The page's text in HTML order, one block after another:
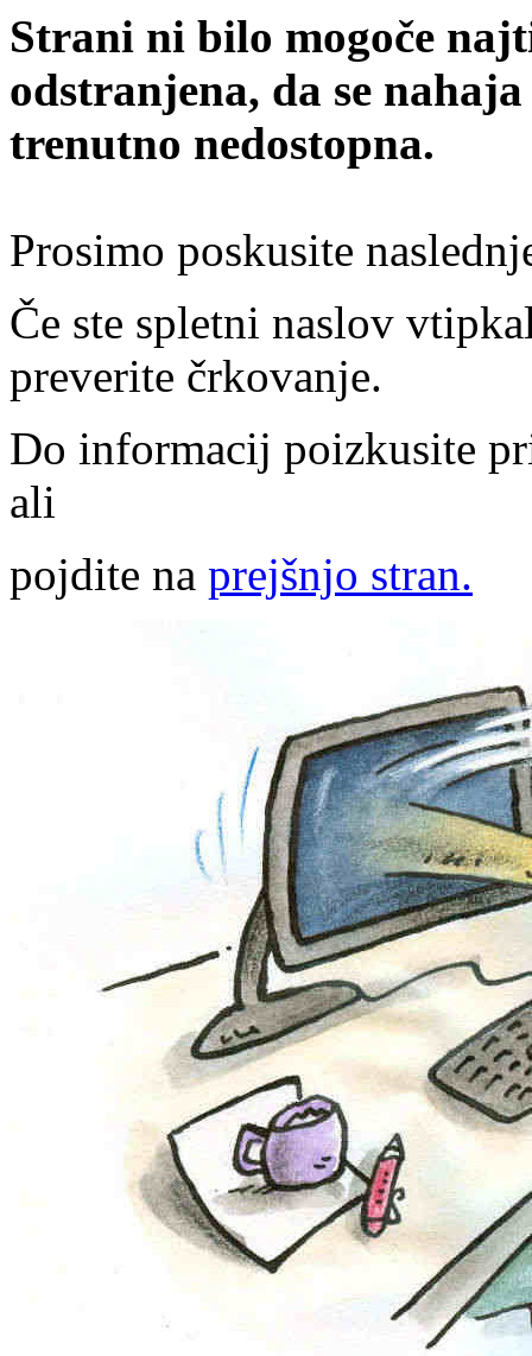
Strani ni bilo mogoče
odstranjena, da se
trenutno nedostopna.
Prosimo poskusite
Če ste spletni naslov
preverite črkovanje.
Do informacij poizkusite
ali
pojdite na prejšnjo stran.